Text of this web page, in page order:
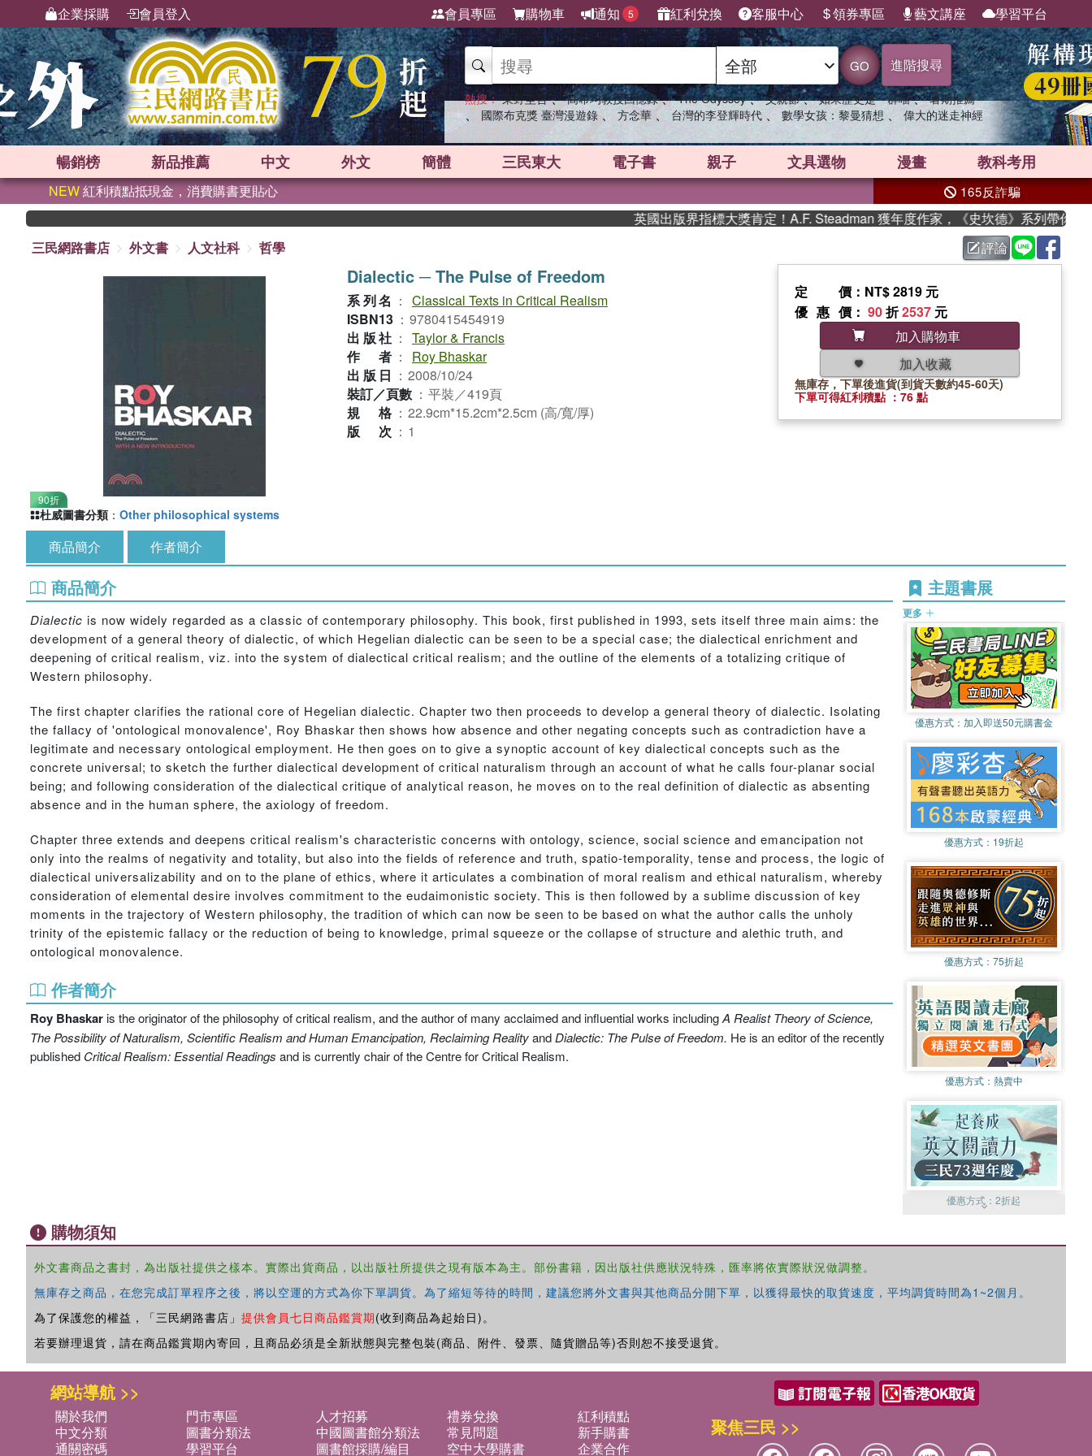
企業採購 會員登入 會員專區 購物車 通知 5 紅利兌換 客服中心 領券專區 藝文講座 學習平台
GO 進階搜尋
熱搜： 東野圭吾 、 高希均教授回憶錄 、 The Odyssey 、 父親節 、 如果歷史是一群喵 、 暑期推薦
、 國際布克獎 臺灣漫遊錄 、 方念華 、 台灣的李登輝時代 、 數學女孩：黎曼猜想 、 偉大的迷走神經
暢銷榜 新品推薦 中文 外文 簡體 三民東大 電子書 親子 文具選物 漫畫 教科考用
NEW紅利積點抵現金，消費購書更貼心 165反詐騙
英國出版界指標大獎肯定！A.F. Steadman 獲年度作家，《史坎德》系列帶你踏上
三民網路書店
外文書 人文社科 哲學 評論
90折
Dialectic ─ The Pulse of Freedom
系列名 ： Classical Texts in Critical Realism
ISBN13 ： 9780415454919
出版社 ： Taylor & Francis
作者 ：
Roy Bhaskar
出版日 ： 2008/10/24
裝訂／頁數 ： 平裝／419頁
規格 ： 22.9cm*15.2cm*2.5cm (高/寬/厚)
版次 ： 1
定價 ：NT$ 2819 元
優惠價 ： 90折2537 元
加入購物車
加入收藏
無庫存，下單後進貨(到貨天數約45-60天)
下單可得紅利積點 ：76 點
杜威圖書分類 ： Other philosophical systems
商品簡介 作者簡介
商品簡介
Dialectic is now widely regarded as a classic of contemporary philosophy. This book, first published in 1993, sets itself three main aims: the
development of a general theory of dialectic, of which Hegelian dialectic can be seen to be a special case; the dialectical enrichment and
deepening of critical realism, viz. into the system of dialectical critical realism; and the outline of the elements of a totalizing critique of
Western philosophy.
The first chapter clarifies the rational core of Hegelian dialectic. Chapter two then proceeds to develop a general theory of dialectic. Isolating
the fallacy of 'ontological monovalence', Roy Bhaskar then shows how absence and other negating concepts such as contradiction have a
legitimate and necessary ontological employment. He then goes on to give a synoptic account of key dialectical concepts such as the
concrete universal; to sketch the further dialectical development of critical naturalism through an account of what he calls four-planar social
being; and following consideration of the dialectical critique of analytical reason, he moves on to the real definition of dialectic as absenting
absence and in the human sphere, the axiology of freedom.
Chapter three extends and deepens critical realism's characteristic concerns with ontology, science, social science and emancipation not
only into the realms of negativity and totality, but also into the fields of reference and truth, spatio-temporality, tense and process, the logic of
dialectical universalizability and on to the plane of ethics, where it articulates a combination of moral realism and ethical naturalism, whereby
consideration of elemental desire involves commitment to the eudaimonistic society. This is then followed by a sublime discussion of key
moments in the trajectory of Western philosophy, the tradition of which can now be seen to be based on what the author calls the unholy
trinity of the epistemic fallacy or the reduction of being to knowledge, primal squeeze or the collapse of structure and alethic truth, and
ontological monovalence.
作者簡介
Roy Bhaskaris the originator of the philosophy of critical realism, and the author of many acclaimed and influential works includingA Realist Theory of Science,
The Possibility of Naturalism, Scientific Realism and Human Emancipation, Reclaiming Realityand Dialectic: The Pulse of Freedom. He is an editor of the recently
published Critical Realism: Essential Readings and is currently chair of the Centre for Critical Realism.
主題書展
更多
優惠方式： 加入即送50元購書金
優惠方式： 19折起
優惠方式： 75折起
優惠方式： 熱賣中
優惠方式：2折起
購物須知
外文書商品之書封，為出版社提供之樣本。實際出貨商品，以出版社所提供之現有版本為主。部份書籍，因出版社供應狀況特殊，匯率將依實際狀況做調整。
無庫存之商品，在您完成訂單程序之後，將以空運的方式為你下單調貨。為了縮短等待的時間，建議您將外文書與其他商品分開下單，以獲得最快的取貨速度，平均調貨時間為1~2個月。
為了保護您的權益，「三民網路書店」 提供會員七日商品鑑賞期(收到商品為起始日)。
若要辦理退貨，請在商品鑑賞期內寄回，且商品必須是全新狀態與完整包裝(商品、附件、發票、隨貨贈品等)否則恕不接受退貨。
網站導航 >>
關於我們 門市專區 人才招募 禮券兌換
紅利積點
中文分類
圖書分類法 中國圖書館分類法 常見問題
新手購書
通關密碼
學習平台 圖書館採購/編目 空中大學購書
企業合作
聚焦三民 >>